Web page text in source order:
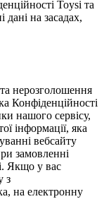
Toysi та
дані на засадах,
нерозголошення
Конфіденційності
нашого сервісу,
інформації, яка
вебсайту
замовленні
Якщо у вас
з
на електронну